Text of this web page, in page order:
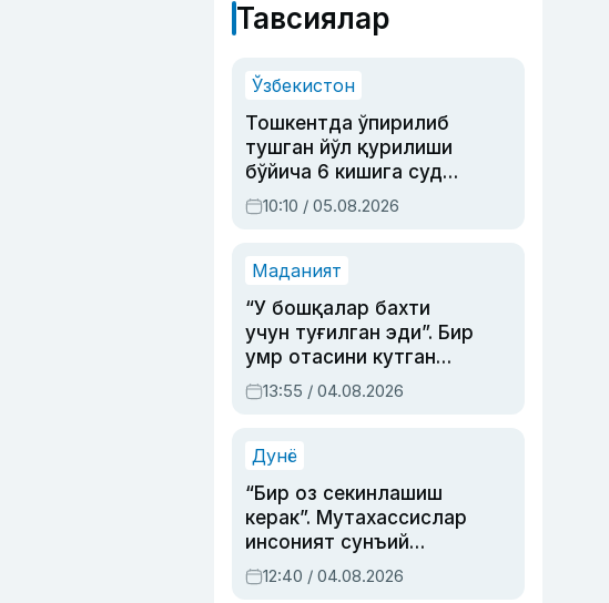
Тавсиялар
Ўзбекистон
Тошкентда ўпирилиб
тушган йўл қурилиши
бўйича 6 кишига суд
ҳукми ўқилди
10:10 / 05.08.2026
Маданият
“У бошқалар бахти
учун туғилган эди”. Бир
умр отасини кутган
актриса ва дубльяж
устаси Римма
синовларга тўла ҳаёти
13:55 / 04.08.2026
Дунё
“Бир оз секинлашиш
керак”. Мутахассислар
инсоният сунъий
интеллектни бошқара
олмай қолишидан
12:40 / 04.08.2026